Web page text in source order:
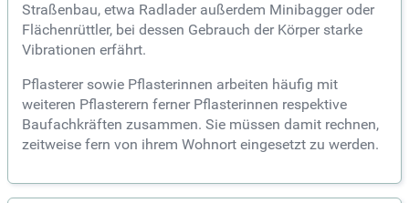
Straßenbau, etwa Radlader außerdem Minibagger oder
Flächenrüttler, bei dessen Gebrauch der Körper starke
Vibrationen erfährt.
Pflasterer sowie Pflasterinnen arbeiten häufig mit
weiteren Pflasterern ferner Pflasterinnen respektive
Baufachkräften zusammen. Sie müssen damit rechnen,
zeitweise fern von ihrem Wohnort eingesetzt zu werden.